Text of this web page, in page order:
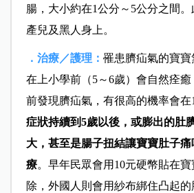
腸，大小約在1公分～5公分之間
產兒及黑人身上。
．治療／護理： 罹患臍疝氣的寶
在上小學前（5～6歲）會自然痊癒
前發現臍疝氣，有很高的機率會在
症狀持續到5歲以後，或膨出的肚
大，甚至是腸子扭結讓寶寶肚子
療。早年民眾會用10元硬幣貼在
除，外國人則會用紗布綁住凸起